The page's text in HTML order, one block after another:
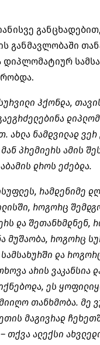
განმავლობაში
დიპლომატიურ
ჰქონდა,
ახლა ნამდვილად
პრემიერს ამის
დროს ეძებდა.
რამდენიმე
როგორც
და შეთანხმდნენ,
მუშაობა, როგორც
და
არის ვაკანსია
ეს
თანხმობა. მე
მაგივრად
თქვა ალექსი